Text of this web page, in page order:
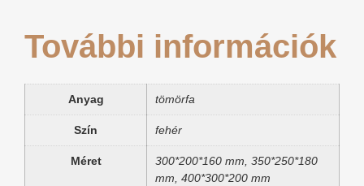
További információk
Anyag tömörfa
Szín fehér
Méret
300*200*160 mm, 350*250*180
mm, 400*300*200 mm